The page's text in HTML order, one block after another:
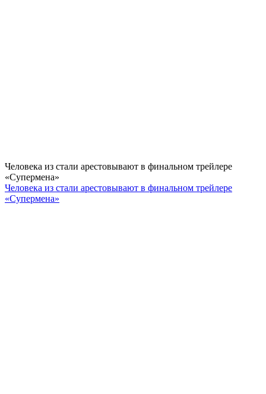
Человека из стали арестовывают в финальном трейлере
«Супермена»
Человека из стали арестовывают в финальном трейлере
«Супермена»